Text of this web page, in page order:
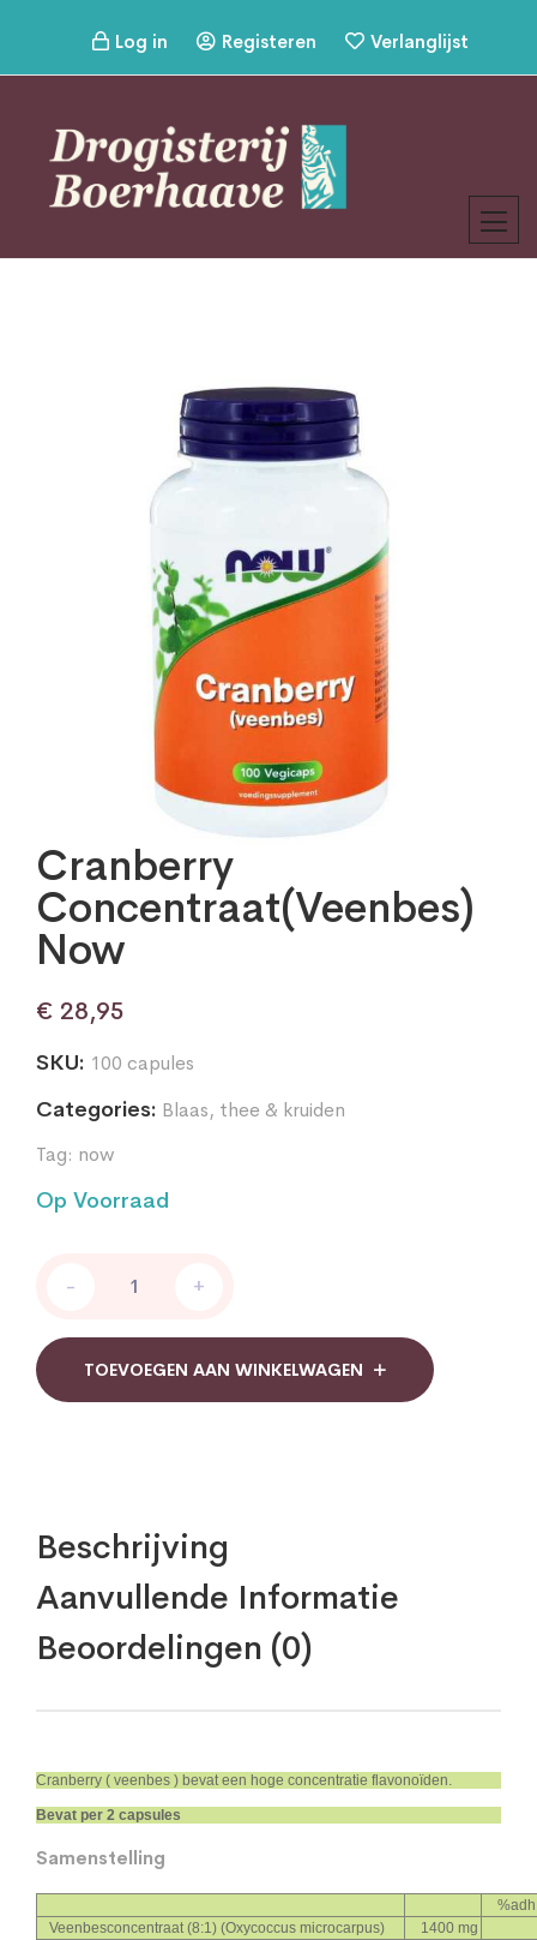
Log in Registeren Verlanglijst
Cranberry
Concentraat(Veenbes)
Now
€ 28,95
SKU: 100 capules
Categories: Blaas, thee & kruiden
Tag: now
Op Voorraad
Concentraat(Veenbes)
quantity
- +
TOEVOEGEN AAN WINKELWAGEN
Beschrijving
Aanvullende Informatie
Beoordelingen (0)
Cranberry ( veenbes ) bevat een hoge concentratie flavonoïden.
Bevat per 2 capsules
Samenstelling
%adh
Veenbesconcentraat (8:1) (Oxycoccus microcarpus)
1400 mg